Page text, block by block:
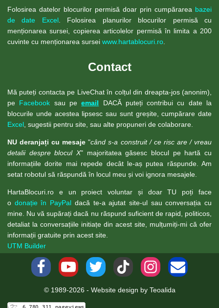
Folosirea datelor blocurilor permisă doar prin cumpărarea bazei
de date Excel. Folosirea planurilor blocurilor permisă cu
menționarea sursei, copierea articolelor permisă în limita a 200
cuvinte cu menționarea sursei www.hartablocuri.ro
Contact
Mă puteți contacta pe LiveChat în colțul din dreapta-jos (anonim),
pe Facebook sau peemail DACĂ puteți contribui cu date la
blocurile unde acestea lipsesc sau sunt greșite, cumpărare date
Excel , sugestii pentru site, sau alte propuneri de colaborare.
NU deranjați cu mesaje"când s-a construit / ce risc are / vreau
detalii despre blocul X" majoritatea găsesc blocul pe hartă cu
informațiile dorite mai repede decât le-aș putea răspunde. Am
setat robotul să răspundă în locul meu și voi ignora mesajele.
HartaBlocuri.ro e un proiect voluntar și doar TU poți face
o donație în PayPal dacă te-a ajutat site-ul sau conversația cu
mine. Nu vă supărați dacă nu răspund suficient de rapid, politicos,
detaliat la conversațiile initiațe din acest site, mulțumiți-mi că ofer
informații gratuite prin acest site.
UTM Builder
© 1989-2026 - Website design by Teoalida